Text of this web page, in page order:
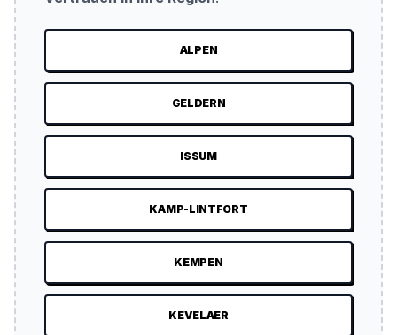
ALPEN
GELDERN
ISSUM
KAMP-LINTFORT
KEMPEN
KEVELAER